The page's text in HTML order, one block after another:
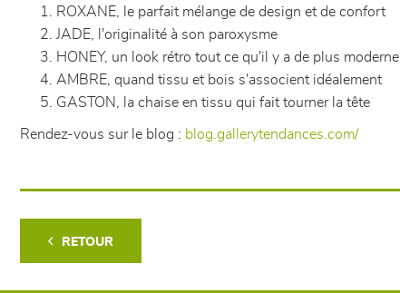
ROXANE, le parfait mélange de design et de confort
JADE, l'originalité à son paroxysme
HONEY, un look rétro tout ce qu'il y a de plus moderne
AMBRE, quand tissu et bois s'associent idéalement
GASTON, la chaise en tissu qui fait tourner la tête
Rendez-vous sur le blog : blog.gallerytendances.com/
RETOUR